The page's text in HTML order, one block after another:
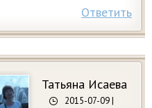
Ответить
Татьяна Исаева
2015-07-09|